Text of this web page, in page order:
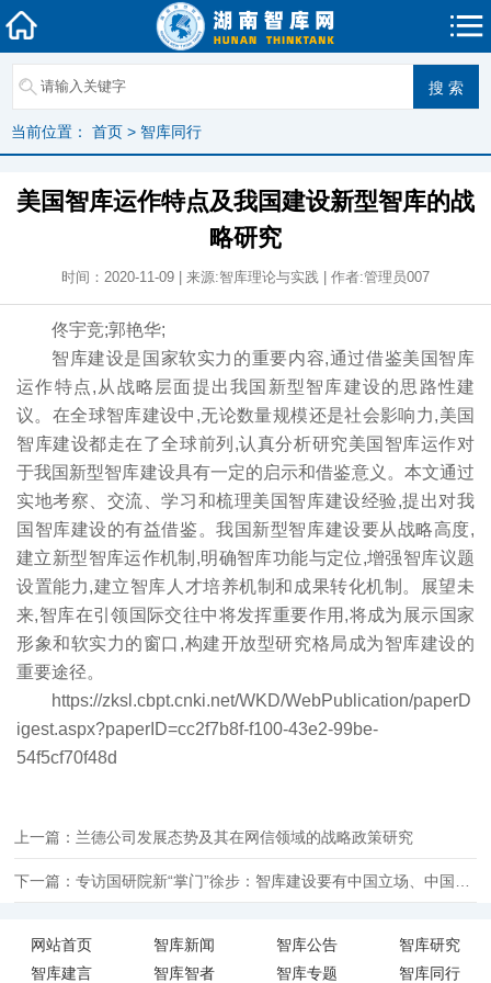
当前位置： 首页 > 智库同行
美国智库运作特点及我国建设新型智库的战
略研究
时间：2020-11-09 | 来源:智库理论与实践 | 作者:管理员007
佟宇竞;郭艳华;
智库建设是国家软实力的重要内容,通过借鉴美国智库
运作特点,从战略层面提出我国新型智库建设的思路性建
议。在全球智库建设中,无论数量规模还是社会影响力,美国
智库建设都走在了全球前列,认真分析研究美国智库运作对
于我国新型智库建设具有一定的启示和借鉴意义。本文通过
实地考察、交流、学习和梳理美国智库建设经验,提出对我
国智库建设的有益借鉴。我国新型智库建设要从战略高度,
建立新型智库运作机制,明确智库功能与定位,增强智库议题
设置能力,建立智库人才培养机制和成果转化机制。展望未
来,智库在引领国际交往中将发挥重要作用,将成为展示国家
形象和软实力的窗口,构建开放型研究格局成为智库建设的
重要途径。
https://zksl.cbpt.cnki.net/WKD/WebPublication/paperD
igest.aspx?paperID=cc2f7b8f-f100-43e2-99be-
54f5cf70f48d
上一篇：​兰德公司发展态势及其在网信领域的战略政策研究
下一篇：专访国研院新“掌门”徐步：智库建设要有中国立场、中国气派
网站首页 智库新闻 智库公告
智库研究
智库建言
智库智者 智库专题 智库同行